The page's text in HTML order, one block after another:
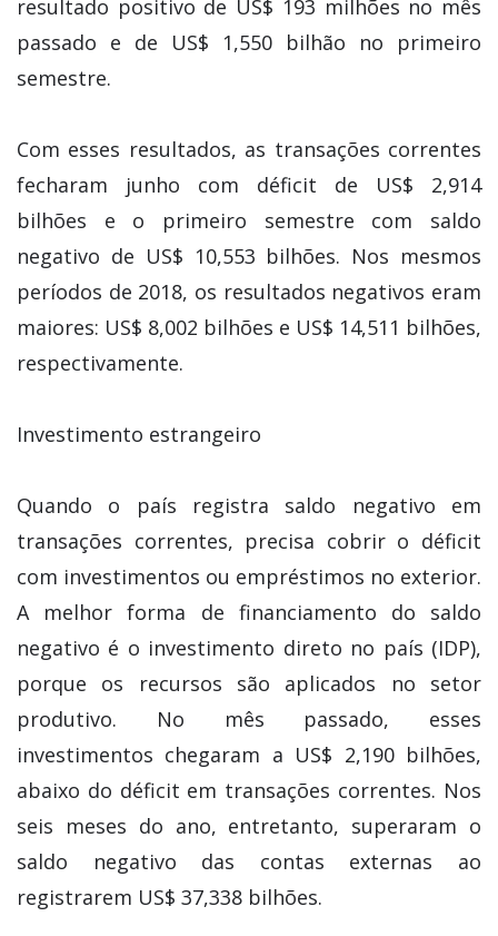
resultado positivo de US$ 193 milhões no mês
passado e de US$ 1,550 bilhão no primeiro
semestre.
Com esses resultados, as transações correntes
fecharam junho com déficit de US$ 2,914
bilhões e o primeiro semestre com saldo
negativo de US$ 10,553 bilhões. Nos mesmos
períodos de 2018, os resultados negativos eram
maiores: US$ 8,002 bilhões e US$ 14,511 bilhões,
respectivamente.
Investimento estrangeiro
Quando o país registra saldo negativo em
transações correntes, precisa cobrir o déficit
com investimentos ou empréstimos no exterior.
A melhor forma de financiamento do saldo
negativo é o investimento direto no país (IDP),
porque os recursos são aplicados no setor
produtivo. No mês passado, esses
investimentos chegaram a US$ 2,190 bilhões,
abaixo do déficit em transações correntes. Nos
seis meses do ano, entretanto, superaram o
saldo negativo das contas externas ao
registrarem US$ 37,338 bilhões.